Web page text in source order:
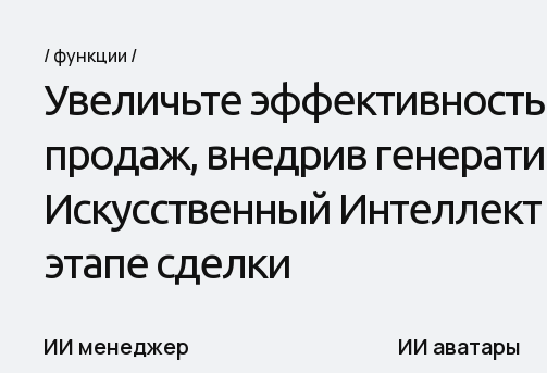
функции
Увеличьтеэффективность
продаж, внедрив генерати
Искусственный Интеллект
этапе сделки
ИИ менеджер ИИ аватары